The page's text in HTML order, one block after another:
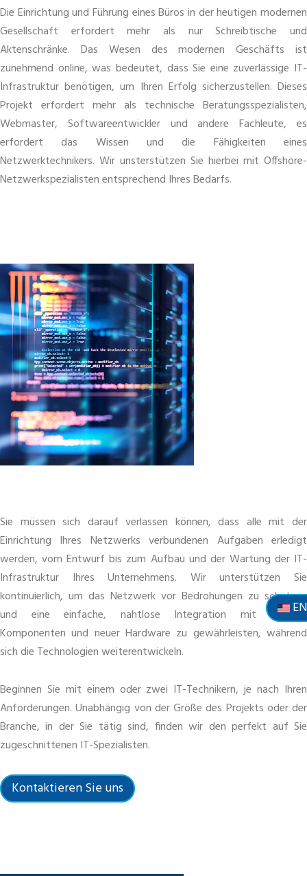
Die Einrichtung und Führung eines Büros in der heutigen modernen
Gesellschaft erfordert mehr als nur Schreibtische und
Aktenschränke. Das Wesen des modernen Geschäfts ist
zunehmend online, was bedeutet, dass Sie eine zuverlässige IT-
Infrastruktur benötigen, um Ihren Erfolg sicherzustellen. Dieses
Projekt erfordert mehr als technische Beratungsspezialisten,
Webmaster, Softwareentwickler und andere Fachleute, es
erfordert das Wissen und die Fähigkeiten eines
Netzwerktechnikers. Wir unsterstützen Sie hierbei mit Offshore-
Netzwerkspezialisten entsprechend Ihres Bedarfs.
Sie müssen sich darauf verlassen können, dass alle mit der
Einrichtung Ihres Netzwerks verbundenen Aufgaben erledigt
werden, vom Entwurf bis zum Aufbau und der Wartung der IT-
Infrastruktur Ihres Unternehmens. Wir unterstützen Sie
kontinuierlich, um das Netzwerk vor Bedrohungen zu schützen
und eine einfache, nahtlose Integration mit anderen
Komponenten und neuer Hardware zu gewährleisten, während
sich die Technologien weiterentwickeln.
Beginnen Sie mit einem oder zwei IT-Technikern, je nach Ihren
Anforderungen. Unabhängig von der Größe des Projekts oder der
Branche, in der Sie tätig sind, finden wir den perfekt auf Sie
zugeschnittenen IT-Spezialisten.
Kontaktieren Sie uns